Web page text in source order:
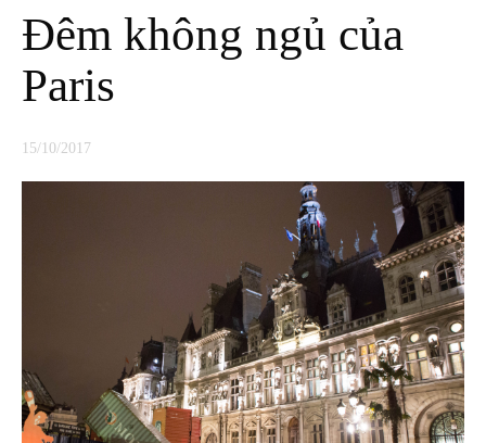
Đêm không ngủ của
Paris
15/10/2017